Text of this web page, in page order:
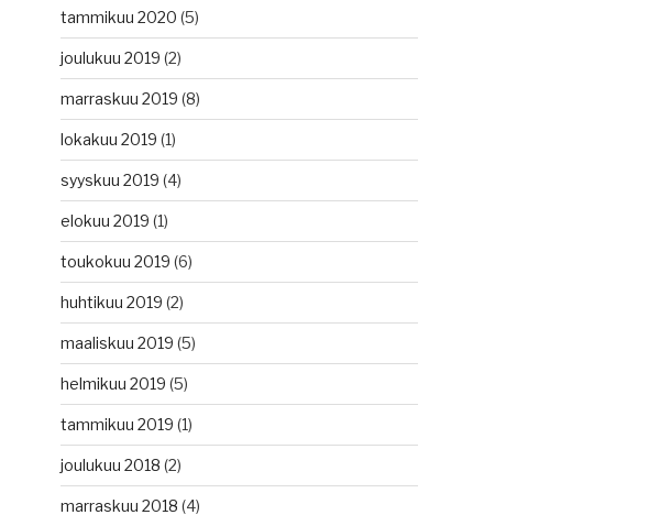
tammikuu 2020 (5)
joulukuu 2019 (2)
marraskuu 2019 (8)
lokakuu 2019 (1)
syyskuu 2019 (4)
elokuu 2019 (1)
toukokuu 2019 (6)
huhtikuu 2019 (2)
maaliskuu 2019 (5)
helmikuu 2019 (5)
tammikuu 2019 (1)
joulukuu 2018 (2)
marraskuu 2018 (4)